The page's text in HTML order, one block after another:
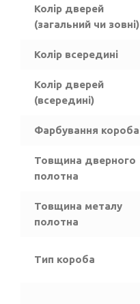
Колір дверей
(загальний чи зовні)
Колір всередині
Колір дверей
(всередині)
Фарбування короба
Товщина дверного
полотна
Товщина металу
полотна
Тип короба